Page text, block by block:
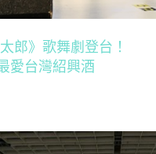
郎》歌舞劇登台！
愛台灣紹興酒